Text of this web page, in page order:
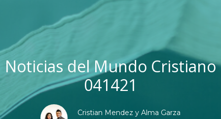
Noticias del Mundo Cristiano
041421
Cristian Mendez y Alma Garza